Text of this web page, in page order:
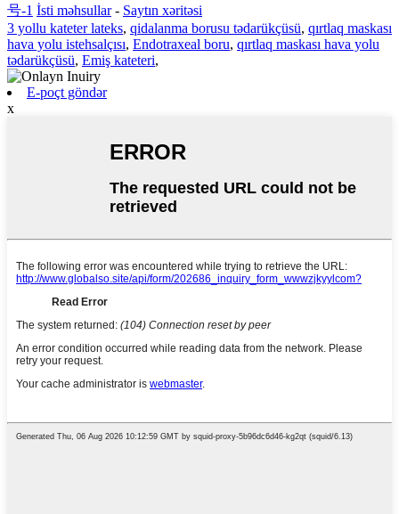
号-1 İsti məhsullar- Saytın xəritəsi
3 yollu kateter lateks, qidalanma borusu tədarükçüsü, qırtlaq maskası
hava yolu istehsalçısı, Endotraxeal boru, qırtlaq maskası hava yolu
tədarükçüsü, Emiş kateteri,
E-poçt göndər
x